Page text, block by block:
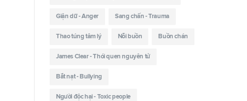
Giận dữ - Anger Sang chấn - Trauma
Thao túng tâm lý Nỗi buồn Buồn chán
James Clear - Thói quen nguyên tử
Bắt nạt - Bullying
Người độc hại - Toxic people